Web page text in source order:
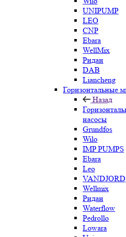
UNIPUMP
LEO
CNP
Ebara
WellMix
Ридан
DAB
Liancheng
Горизонтальные
Назад
насосы
Grundfos
Wilo
IMP PUMPS
Ebara
Leo
VANDJORD
Wellmix
Ридан
Waterflow
Pedrollo
Lowara